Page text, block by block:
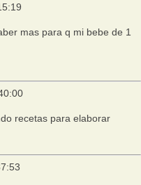
mas para q mi bebe de 1
recetas para elaborar